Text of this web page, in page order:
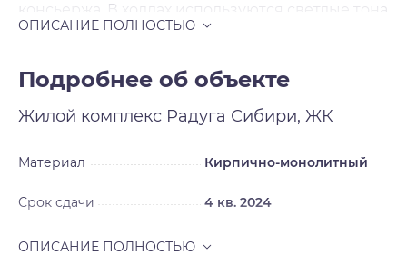
консьержа. В холлах используются светлые тона
керамогранитной плитки и установлены
движения. Дополнительный источник света –
это витражные входные группы. Вход в подъезд
выполнен практически в одном уровне с
множество планировочных решений: в
европланировки. Сдаются квартиры без
потолков 2. 75 метра. Из окон открываются
Подробнее об объекте
Жилой комплекс Радуга Сибири, ЖК
Материал Кирпично-монолитный
Срок сдачи 4 кв. 2024